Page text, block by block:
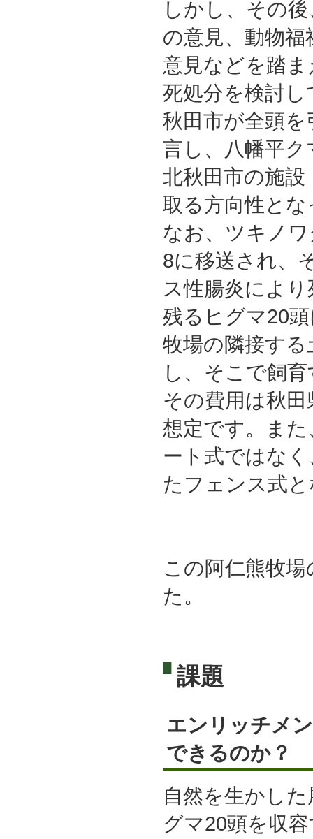
しかし、その
の意見、動物福
意見などを踏ま
死処分を検討
秋田市が全頭
言し、八幡平
北秋田市の施設
取る方向性と
なお、ツキノ
8に移送され、
ス性腸炎によ
残るヒグマ20
牧場の隣接す
し、そこで飼
その費用は秋
想定です。ま
ート式ではな
たフェンス式
この阿仁熊牧
た。
課題
エンリッチメ
できるのか？
自然を生かし
グマ20頭を収